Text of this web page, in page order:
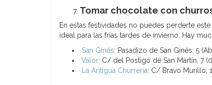
Tomar chocolate con
En estas festividades no puedes perderte
ideal para las frías tardes de invierno. Hay
San Ginés: Pasadizo de San Ginés, 5
Valor: C/ del Postigo de San Martín, 7
La Antigua Churrería: C/ Bravo Murillo,